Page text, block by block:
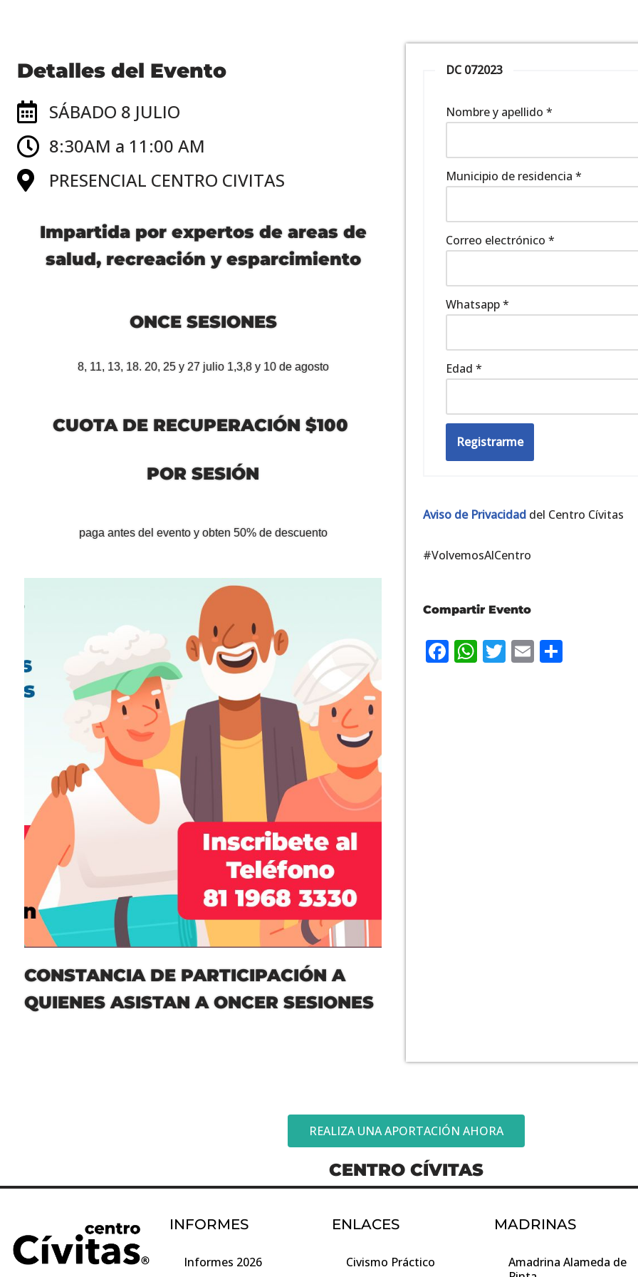
Detalles del Evento
SÁBADO 8 JULIO
8:30AM a 11:00 AM
PRESENCIAL CENTRO CIVITAS
Impartida por expertos de areas de
salud, recreación y esparcimiento
ONCE SESIONES
8, 11, 13, 18. 20, 25 y 27 julio 1,3,8 y 10 de agosto
CUOTA DE RECUPERACIÓN $100
POR SESIÓN
paga antes del evento y obten 50% de descuento
CONSTANCIA DE PARTICIPACIÓN A
QUIENES ASISTAN A ONCER SESIONES
DC 072023
Nombre y apellido *
Municipio de residencia *
Correo electrónico *
Whatsapp*
Edad *
Registrarme
Aviso de Privacidad del Centro Cívitas
#VolvemosAlCentro
Compartir Evento
Facebook
WhatsApp
Twitter
Email
REALIZA UNA APORTACIÓN AHORA
CENTRO CÍVITAS
INFORMES
Informes 2026
ENLACES
Civismo Práctico
MADRINAS
Amadrina Alameda de